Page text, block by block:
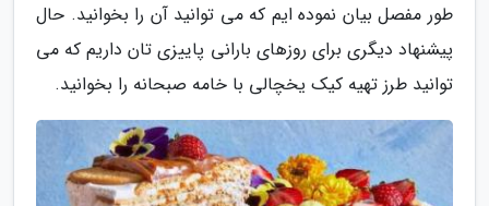
طور مفصل بیان نموده ایم که می توانید آن را بخوانید. حال
پیشنهاد دیگری برای روزهای بارانی پاییزی تان داریم که می
توانید طرز تهیه کیک یخچالی با خامه صبحانه را بخوانید.